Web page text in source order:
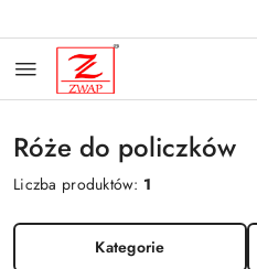
Róże do policzków
Liczba produktów: 1
Kategorie